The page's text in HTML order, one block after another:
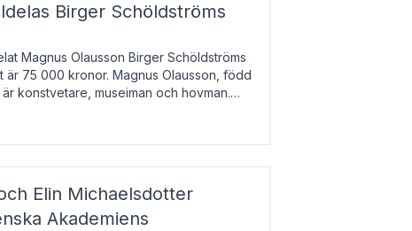
Birger Schöldströms
Magnus Olausson Birger Schöldströms
75 000 kronor. Magnus Olausson, född
konstvetare, museiman och hovman.
un
Elin Michaelsdotter
Akademiens